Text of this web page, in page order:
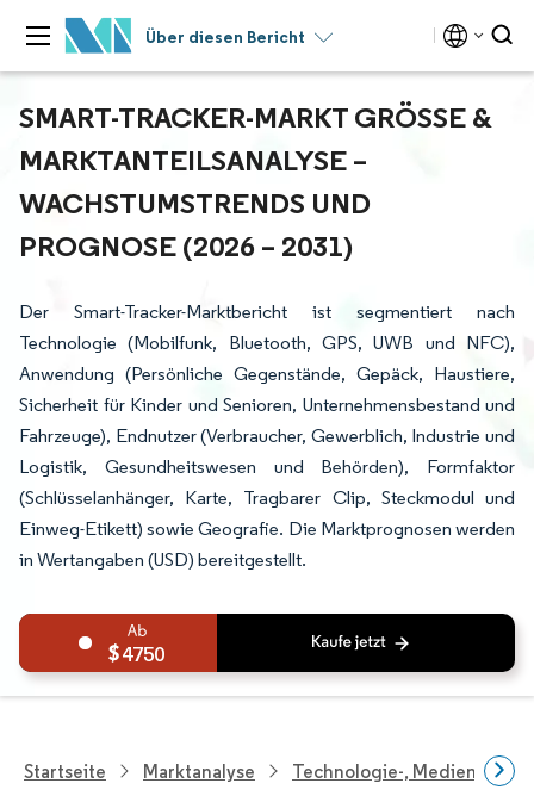
Über diesen Bericht
SMART-TRACKER-MARKT GRÖSSE & M
ARKTANTEILSANALYSE – W
ACHSTUMSTRENDS UND P
ROGNOSE (2026 – 2031)
Der Smart-Tracker-Marktbericht ist segmentiert nach
Technologie (Mobilfunk, Bluetooth, GPS, UWB und NFC),
Anwendung (Persönliche Gegenstände, Gepäck, Haustiere,
Sicherheit für Kinder und Senioren, Unternehmensbestand und
Fahrzeuge), Endnutzer (Verbraucher, Gewerblich, Industrie und
Logistik, Gesundheitswesen und Behörden), Formfaktor
(Schlüsselanhänger, Karte, Tragbarer Clip, Steckmodul und
Einweg-Etikett) sowie Geografie. Die Marktprognosen werden
in Wertangaben (USD) bereitgestellt.
4750
Startseite Marktanalyse Technologie-, Medien- Und